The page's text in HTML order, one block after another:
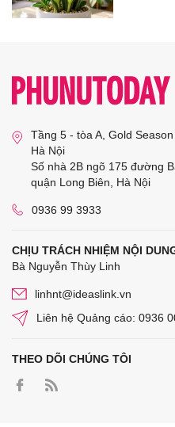
Tầng 5 - tòa A, Gold
Hà Nội
Số nhà 2B ngõ 175 đường
quận Long Biên, Hà Nội
0936 99 3933
CHỊU TRÁCH NHIỆM NỘI
Bà Nguyễn Thùy Linh
linhnt@ideaslink.vn
Liên hệ Quảng cáo: 0936
THEO DÕI CHÚNG TÔI